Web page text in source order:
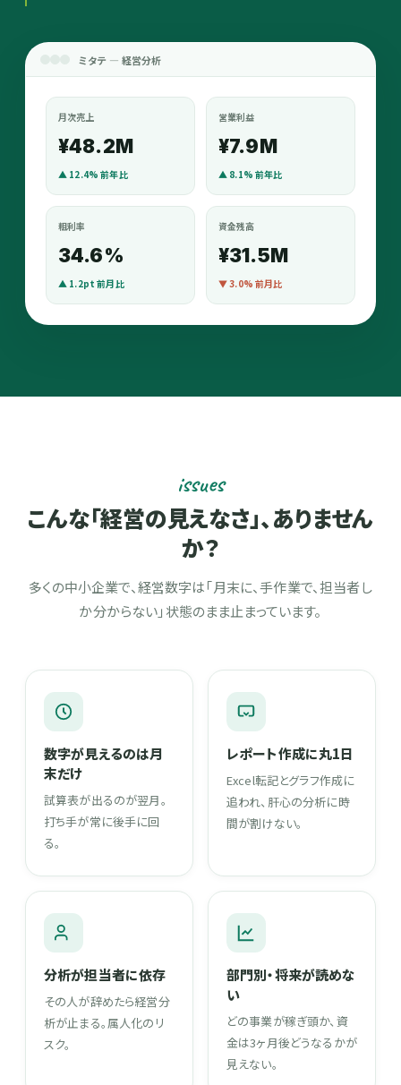
ミタテ — 経営分析
月次売上
¥48.2M
▲ 12.4% 前年比
営業利益
¥7.9M
▲ 8.1% 前年比
粗利率
34.6%
▲ 1.2pt 前月比
資金残高
¥31.5M
▼ 3.0% 前月比
issues
こんな「経営の見えなさ」、ありません
か？
多くの中小企業で、経営数字は「月末に、手作業で、担当者し
か分からない」状態のまま止まっています。
数字が見えるのは月
末だけ
試算表が出るのが翌月。
打ち手が常に後手に回
る。
レポート作成に丸1日
Excel転記とグラフ作成に
追われ、肝心の分析に時
間が割けない。
分析が担当者に依存
その人が辞めたら経営分
析が止まる。属人化のリ
スク。
部門別・将来が読めな
い
どの事業が稼ぎ頭か、資
金は3ヶ月後どうなるかが
見えない。